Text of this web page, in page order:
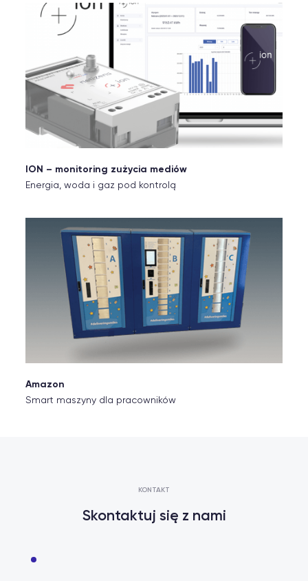
ION – monitoring zużycia mediów
Energia, woda i gaz pod kontrolą
Amazon
Smart maszyny dla pracowników
KONTAKT
Skontaktuj się z nami